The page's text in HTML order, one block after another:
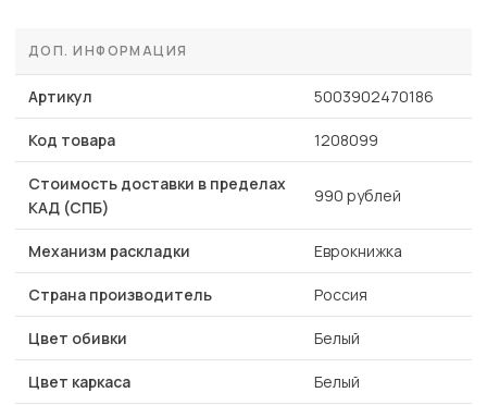
ДОП. ИНФОРМАЦИЯ
Артикул 5003902470186
Код товара 1208099
Стоимость доставки в пределах
КАД (СПБ)
990 рублей
Механизм раскладки Еврокнижка
Страна производитель Россия
Цвет обивки Белый
Цвет каркаса Белый